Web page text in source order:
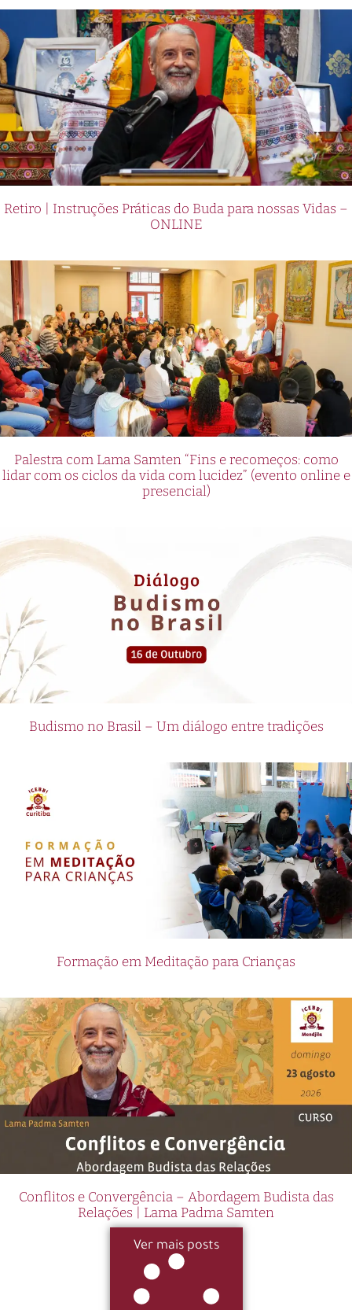
Retiro | Instruções Práticas do Buda para nossas Vidas –
ONLINE
Palestra com Lama Samten “Fins e recomeços: como
lidar com os ciclos da vida com lucidez” (evento online e
presencial)
Budismo no Brasil – Um diálogo entre tradições
Formação em Meditação para Crianças
Conflitos e Convergência – Abordagem Budista das
Relações | Lama Padma Samten
Ver mais posts